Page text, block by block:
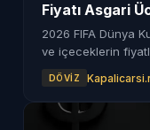
Fiyatı Asgari
2026 FIFA Dünya
ve içeceklerin
DÖVIZ